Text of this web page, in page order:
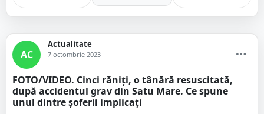
AC
Actualitate
7 octombrie 2023
FOTO/VIDEO. Cinci răniți, o tânără resuscitată,
după accidentul grav din Satu Mare. Ce spune
unul dintre șoferii implicați